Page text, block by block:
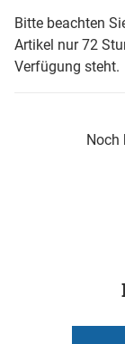
Bitte beachten
Artikel nur 72
Verfügung steht.
Noch